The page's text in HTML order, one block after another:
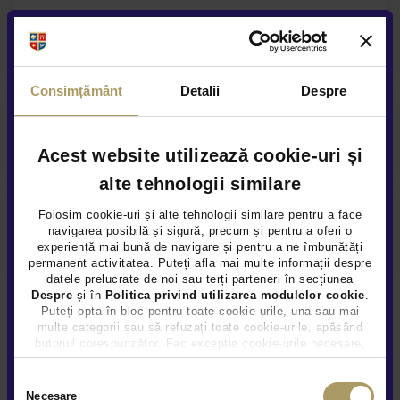
Consimțământ Detalii Despre
Acest website utilizează cookie-uri și
alte tehnologii similare
Folosim cookie-uri și alte tehnologii similare pentru a face
navigarea posibilă și sigură, precum și pentru a oferi o
experiență mai bună de navigare și pentru a ne îmbunătăți
permanent activitatea. Puteți afla mai multe informații despre
datele prelucrate de noi sau terți parteneri în secțiunea
Despre și în Politica privind utilizarea modulelor cookie.
Puteți opta în bloc pentru toate cookie-urile, una sau mai
multe categorii sau să refuzați toate cookie-urile, apăsând
butonul corespunzător. Fac excepție cookie-urile necesare,
care sunt activate automat, conform legislației în vigoare.
Necesare
Asigurare auto
Asistenta rutiera garantata